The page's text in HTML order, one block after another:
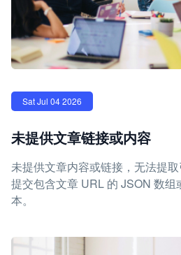
Sat Jul 04 2026
未提供文章链接或内容
未提供文章内容或链接，无法提
提交包含文章 URL 的 JSON 数组
本。